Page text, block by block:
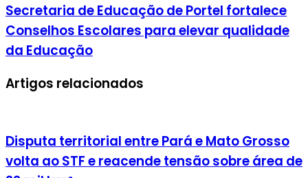
Secretaria de Educação de Portel fortalece
Conselhos Escolares para elevar qualidade
da Educação
Artigos relacionados
Disputa territorial entre Pará e Mato Grosso
volta ao STF e reacende tensão sobre área de